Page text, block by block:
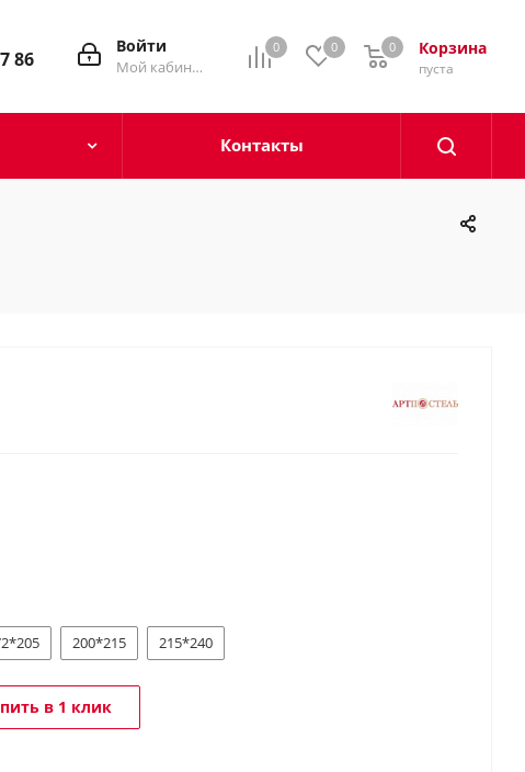
0 0 Корзина
0
пуста
0
Войти
Мой кабинет
86
Контакты
200*215 215*240
в 1 клик